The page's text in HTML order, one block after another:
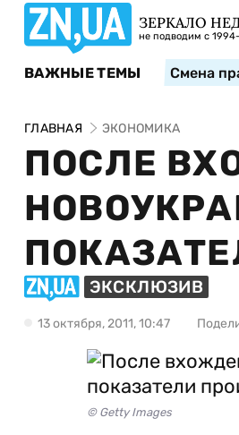
ЗЕРКАЛО
не подводим с
ВАЖНЫЕ ТЕМЫ Смена
ГЛАВНАЯ ЭКОНОМИКА
ПОСЛЕ
ЭКСКЛЮЗИВ
13 октября, 2011, 10:47
© Getty Images